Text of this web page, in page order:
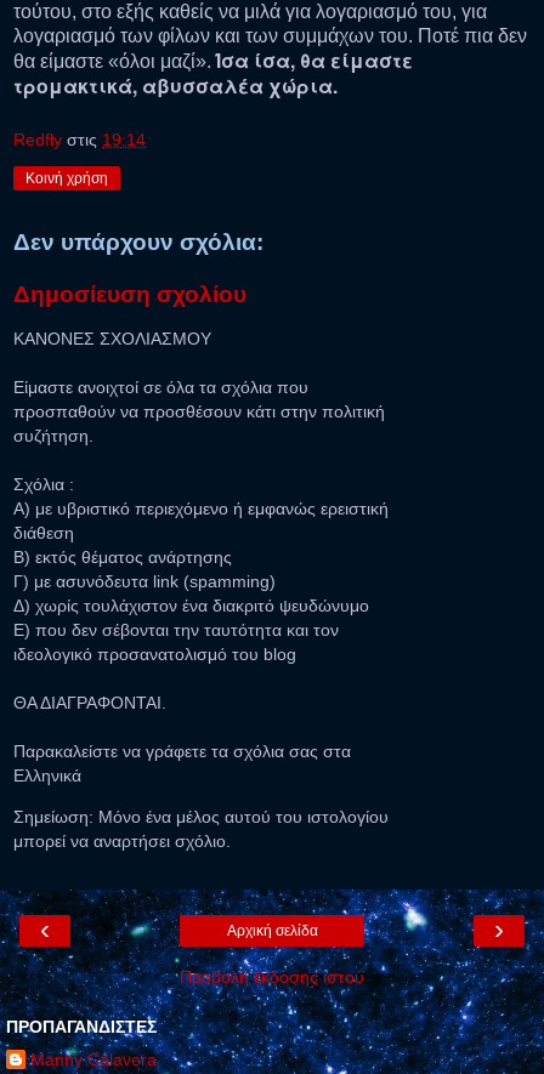
τούτου, στο εξής καθείς να μιλά για λογαριασμό του, για
λογαριασμό των φίλων και των συμμάχων του. Ποτέ πια δεν
θα είμαστε «όλοι μαζί». Ίσα ίσα, θα είμαστε
τρομακτικά, αβυσσαλέα χώρια.
Redfly στις 19:14
Κοινή χρήση
Δεν υπάρχουν σχόλια:
Δημοσίευση σχολίου
ΚΑΝΟΝΕΣ ΣΧΟΛΙΑΣΜΟΥ
Είμαστε ανοιχτοί σε όλα τα σχόλια που
προσπαθούν να προσθέσουν κάτι στην πολιτική
συζήτηση.
Σχόλια :
Α) με υβριστικό περιεχόμενο ή εμφανώς ερειστική
διάθεση
Β) εκτός θέματος ανάρτησης
Γ) με ασυνόδευτα link (spamming)
Δ) χωρίς τουλάχιστον ένα διακριτό ψευδώνυμο
Ε) που δεν σέβονται την ταυτότητα και τον
ιδεολογικό προσανατολισμό του blog
ΘΑ ΔΙΑΓΡΑΦΟΝΤΑΙ.
Παρακαλείστε να γράφετε τα σχόλια σας στα
Ελληνικά
Σημείωση: Μόνο ένα μέλος αυτού του ιστολογίου
μπορεί να αναρτήσει σχόλιο.
‹ ›
Αρχική σελίδα
Προβολή έκδοσης ιστού
ΠΡΟΠΑΓΑΝΔΙΣΤΕΣ
Manny Calavera